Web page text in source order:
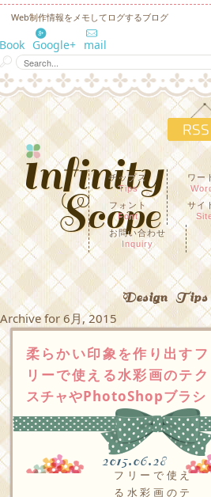
Web制作情報をメモしてログするブログ
Google+ mail
チップス
Tips
ワー
フォント
Font
サイ
お問い合わせ
Inquiry
Design Tips
Archive for 6月, 2015
柔らかい印象を作り出すフ
リーで使える水彩画のテク
スチャやPhotoShopブラシ
2015.06.28
フリーで使え
る水彩画のテ